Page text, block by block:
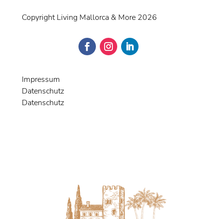
Copyright Living Mallorca & More 2026
Impressum
Datenschutz
Datenschutz